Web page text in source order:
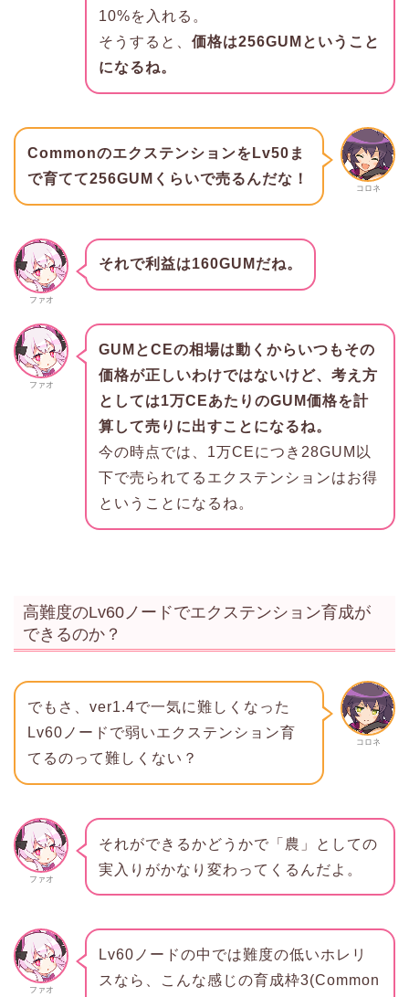
10%を入れる。
そうすると、 価格は256GUMということ
になるね。
コロネ
CommonのエクステンションをLv50ま
で育てて256GUMくらいで売るんだな！
ファオ
それで利益は160GUMだね。
ファオ
GUMとCEの相場は動くからいつもその
価格が正しいわけではないけど、考え方
としては1万CEあたりのGUM価格を計
算して売りに出すことになるね。
今の時点では、1万CEにつき28GUM以
下で売られてるエクステンションはお得
ということになるね。
高難度のLv60ノードでエクステンション育成が
できるのか？
コロネ
でもさ、ver1.4で一気に難しくなった
Lv60ノードで弱いエクステンション育
てるのって難しくない？
ファオ
それができるかどうかで「農」としての
実入りがかなり変わってくるんだよ。
ファオ
Lv60ノードの中では難度の低いホレリ
スなら、こんな感じの育成枠3(Common